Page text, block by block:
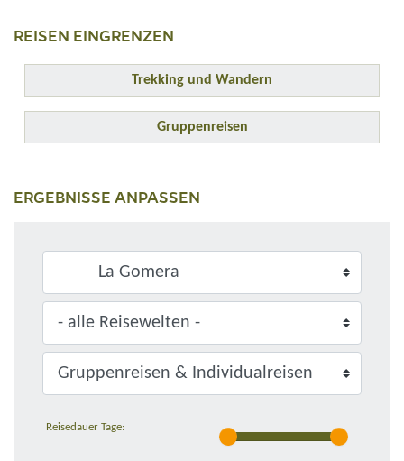
REISEN EINGRENZEN
Trekking und Wandern
Gruppenreisen
ERGEBNISSE ANPASSEN
Reisedauer Tage: